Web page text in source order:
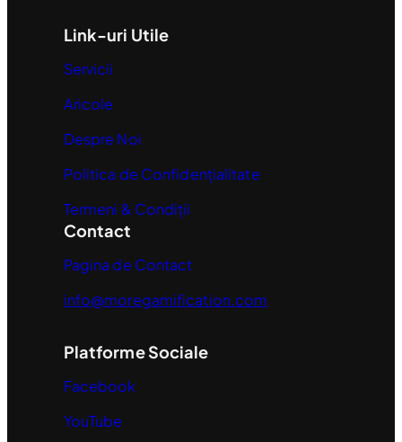
Link-uri Utile
Servicii
Aricole
Despre Noi
Politica de Confidențialitate
Termeni & Condiții
Contact
Pagina de Contact
info@moregamification.com
Platforme Sociale
Facebook
YouTube